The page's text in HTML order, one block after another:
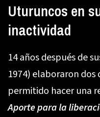
Uturuncos en
inactividad
14 años después de
1974) elaboraron
permitido hacer una
Aporte para la